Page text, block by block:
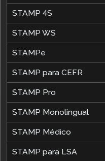
STAMP 4S
STAMP WS
STAMPe
STAMP para CEFR
STAMP Pro
STAMP Monolingual
STAMP Médico
STAMP para LSA